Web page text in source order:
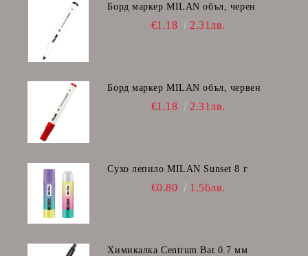
Борд маркер MILAN объл, черен
€1.18 2.31лв.
Борд маркер MILAN объл, червен
€1.18 2.31лв.
Сухо лепило MILAN Sunset 8 г
€0.80 1.56лв.
Химикалка Centrum Bat 0.7 мм